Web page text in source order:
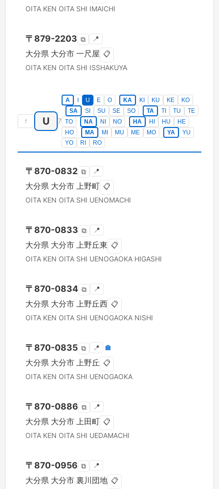
OITA KEN OITA SHI IMAICHI
〒 879-2203 ⧉ 📍
大分県 大分市 一尺屋 📋
OITA KEN OITA SHI ISSHAKUYA
↑ U 7
A U E O KA KI KU KE
KO
SA
SI SU SE SO TA TI TU
TE
TO
NA NI NO HA HI HU
HE
HO
MA MI MU ME MO YA
YU
YO
RI RO
〒 870-0832 ⧉ 📍
大分県 大分市 上野町 📋
OITA KEN OITA SHI UENOMACHI
〒 870-0833 ⧉ 📍
大分県 大分市 上野丘東 📋
OITA KEN OITA SHI UENOGAOKA HIGASHI
〒 870-0834 ⧉ 📍
大分県 大分市 上野丘西 📋
OITA KEN OITA SHI UENOGAOKA NISHI
〒 870-0835 ⧉ 📍 🏣
大分県 大分市 上野丘 📋
OITA KEN OITA SHI UENOGAOKA
〒 870-0886 ⧉ 📍
大分県 大分市 上田町 📋
OITA KEN OITA SHI UEDAMACHI
〒 870-0956 ⧉ 📍
大分県 大分市 裏川団地 📋